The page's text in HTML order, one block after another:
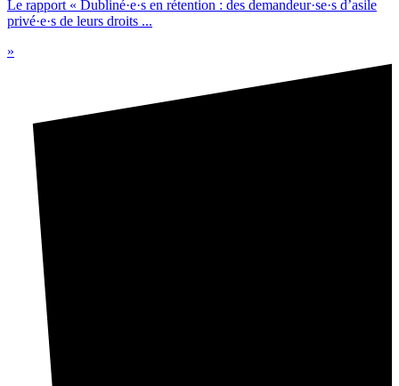
Le rapport « Dubliné·e·s en rétention : des demandeur·se·s d’asile
privé·e·s de leurs droits ...
»